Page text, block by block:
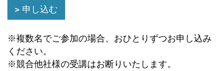
申し込む
※複数名でご参加の場合、おひとりずつお申し込み
ください。
※競合他社様の受講はお断りいたします。